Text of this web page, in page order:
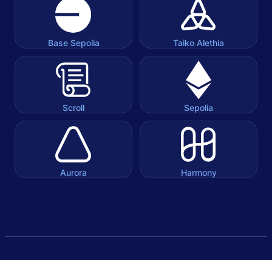
Base Sepolia Taiko Alethia
Scroll Sepolia
Aurora Harmony